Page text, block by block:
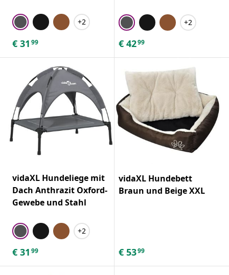
+2
€ 31 99
+2
€ 4299
vidaXL Hundeliege mit
Dach Anthrazit Oxford-
Gewebe und Stahl
+2
€ 31 99
vidaXL Hundebett
Braun und Beige XXL
€ 5399